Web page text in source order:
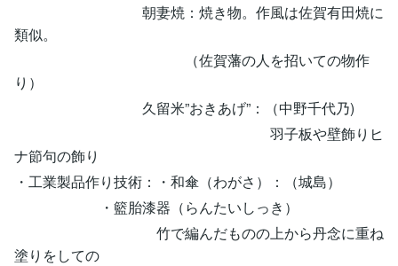
朝妻焼：焼き物。作風は佐賀有田焼に
類似。
（佐賀藩の人を招いての物作
り）
久留米”おきあげ”：（中野千代乃)
羽子板や壁飾りヒ
ナ節句の飾り
・工業製品作り技術：・和傘（わがさ）：（城島）
・籃胎漆器（らんたいしっき）
竹で編んだものの上から丹念に重ね
塗りをしての